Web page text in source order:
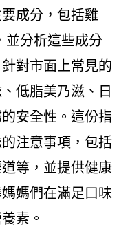
成分，包括雞
並分析這些成分
對市面上常見的
低脂美乃滋、日
安全性。這份指
注意事項，包括
等，並提供健康
媽們在滿足口味
素。